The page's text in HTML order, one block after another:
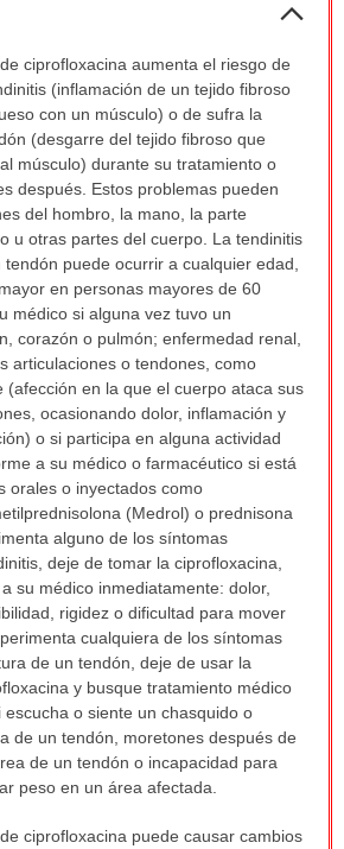
ciprofloxacina aumenta el riesgo de
(inflamación de un tejido fibroso
con un músculo) o de sufra la
(desgarre del tejido fibroso que
músculo) durante su tratamiento o
después. Estos problemas pueden
del hombro, la mano, la parte
u otras partes del cuerpo. La tendinitis
puede ocurrir a cualquier edad,
en personas mayores de 60
médico si alguna vez tuvo un
corazón o pulmón; enfermedad renal,
articulaciones o tendones, como
(afección en la que el cuerpo ataca sus
ocasionando dolor, inflamación y
o si participa en alguna actividad
a su médico o farmacéutico si está
orales o inyectados como
(Medrol) o prednisona
alguno de los síntomas
deje de tomar la ciprofloxacina,
su médico inmediatamente: dolor,
rigidez o dificultad para mover
cualquiera de los síntomas
de un tendón, deje de usar la
y busque tratamiento médico
o siente un chasquido o
de un tendón, moretones después de
de un tendón o incapacidad para
peso en un área afectada.
ciprofloxacina puede causar cambios